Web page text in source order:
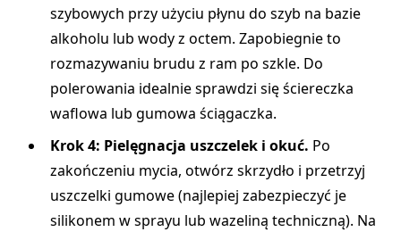
szybowych przy użyciu płynu do szyb na bazie
alkoholu lub wody z octem. Zapobiegnie to
rozmazywaniu brudu z ram po szkle. Do
polerowania idealnie sprawdzi się ściereczka
waflowa lub gumowa ściągaczka.
Krok 4: Pielęgnacja uszczelek i okuć. Po
zakończeniu mycia, otwórz skrzydło i przetrzyj
uszczelki gumowe (najlepiej zabezpieczyć je
silikonem w sprayu lub wazeliną techniczną). Na